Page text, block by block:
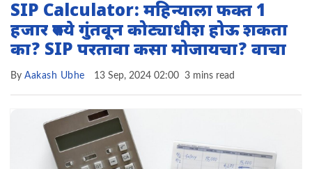
SIP Calculator: महिन्याला फक्त 1
हजार रुपये गुंतवून कोट्याधीश होऊ शकता
का? SIP परतावा कसा मोजायचा? वाचा
By Aakash Ubhe 13 Sep, 2024 02:00 3 mins read